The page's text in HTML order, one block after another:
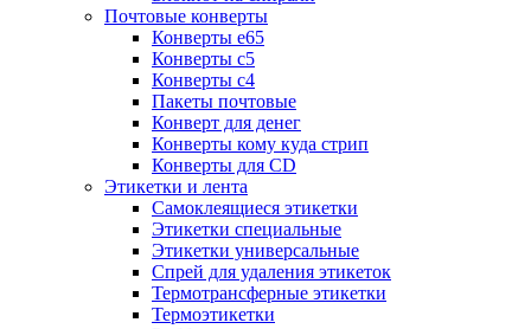
Почтовые конверты
Конверты е65
Конверты с5
Конверты с4
Пакеты почтовые
Конверт для денег
Конверты кому куда стрип
Конверты для CD
Этикетки и лента
Самоклеящиеся этикетки
Этикетки специальные
Этикетки универсальные
Спрей для удаления этикеток
Термотрансферные этикетки
Термоэтикетки